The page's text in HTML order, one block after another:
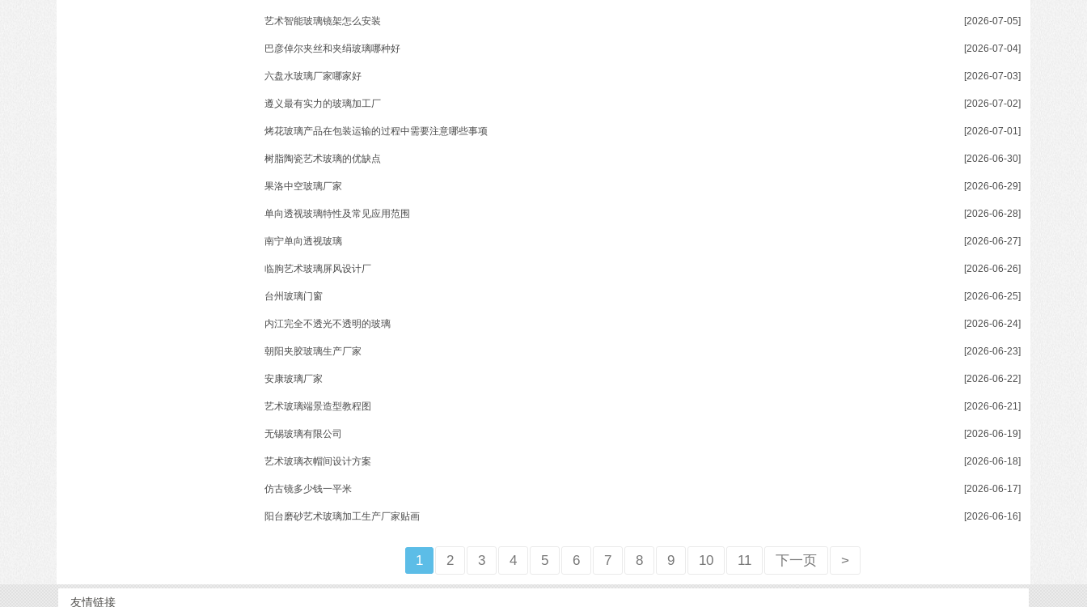
艺术智能玻璃镜架怎么安装 [2026-07-05]
巴彦倬尔夹丝和夹绢玻璃哪种好 [2026-07-04]
六盘水玻璃厂家哪家好 [2026-07-03]
遵义最有实力的玻璃加工厂 [2026-07-02]
烤花玻璃产品在包装运输的过程中需要注意哪些事项 [2026-07-01]
树脂陶瓷艺术玻璃的优缺点 [2026-06-30]
果洛中空玻璃厂家 [2026-06-29]
单向透视玻璃特性及常见应用范围 [2026-06-28]
南宁单向透视玻璃 [2026-06-27]
临朐艺术玻璃屏风设计厂 [2026-06-26]
台州玻璃门窗 [2026-06-25]
内江完全不透光不透明的玻璃 [2026-06-24]
朝阳夹胶玻璃生产厂家 [2026-06-23]
安康玻璃厂家 [2026-06-22]
艺术玻璃端景造型教程图 [2026-06-21]
无锡玻璃有限公司 [2026-06-19]
艺术玻璃衣帽间设计方案 [2026-06-18]
仿古镜多少钱一平米 [2026-06-17]
阳台磨砂艺术玻璃加工生产厂家贴画 [2026-06-16]
1 2 3 4 5 6 7 8 9 10 11 下一页 >
友情链接